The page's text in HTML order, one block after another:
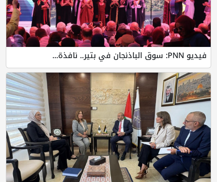
فيديو PNN: سوق الباذنجان في بتير.. نافذة...